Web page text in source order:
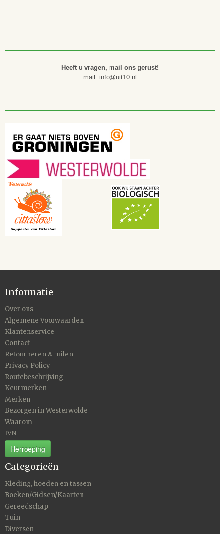
Heeft u vragen, mail ons gerust!
mail: info@uit10.nl
Informatie
Over ons
Algemene Voorwaarden
Klantenservice
Contact
Retourneren & ruilen
Privacy Policy
Routebeschrijving
Keurmerken
Merken
Bezorgen in Westerwolde
Waarom
IVN
Herroeping
Categorieën
Kleding, hoeden en tassen
Boeken/Gidsen/Kaarten
Gereedschap
Tuin
Diversen